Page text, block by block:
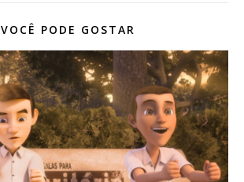
VOCÊ PODE GOSTAR